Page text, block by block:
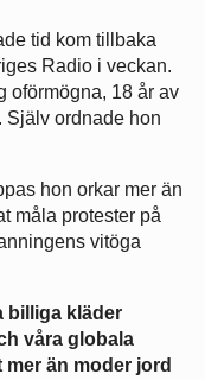
tid kom tillbaka
Radio i veckan.
oförmögna, 18 år av
Själv ordnade hon
hon orkar mer än
måla protester på
vitöga
billiga kläder
våra globala
än moder jord